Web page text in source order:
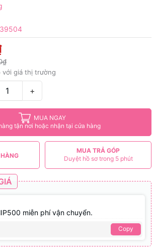
với giá thị trường
+
MUA NGAY
tận nơi hoặc nhận tại cửa hàng
MUA TRẢ GÓP
Duyệt hồ sơ trong 5 phút
miễn phí vận chuyển.
Copy